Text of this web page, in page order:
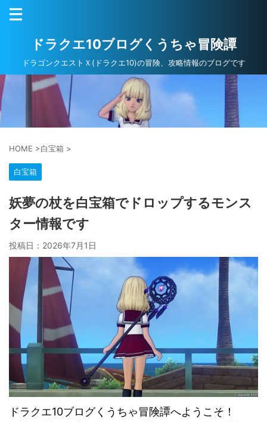
ドラクエ10ブログくうちゃ冒険譚
ドラゴンクエストＸ(ドラクエ10)の冒険、攻略情報のブログです
HOME >白宝箱 >
白宝箱
妖夢の杖を白宝箱でドロップするモンス
ター情報です
投稿日： 2026年7月1日
ドラクエ10ブログくうちゃ冒険譚へようこそ！